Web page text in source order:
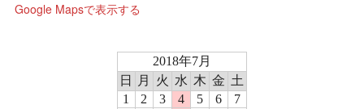
Google Mapsで表示する